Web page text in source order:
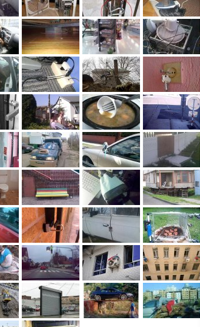
und <i> werden aus Deinem Kommentar entfernt.
Bitte verwende "www." oder "http://" in URLs